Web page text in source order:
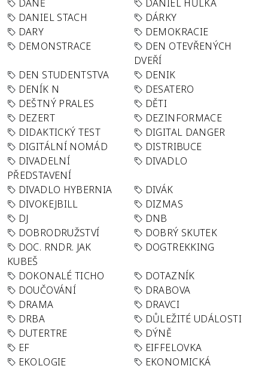
DANĚ
DANIEL HŮLKA
DANIEL STACH
DÁRKY
DARY
DEMOKRACIE
DEMONSTRACE
DEN OTEVŘENÝCH
DVEŘÍ
DEN STUDENTSTVA
DENIK
DENÍK N
DESATERO
DEŠTNÝ PRALES
DĚTI
DEZERT
DEZINFORMACE
DIDAKTICKÝ TEST
DIGITAL DANGER
DIGITÁLNÍ NOMÁD
DISTRIBUCE
DIVADELNÍ
PŘEDSTAVENÍ
DIVADLO
DIVADLO HYBERNIA
DIVÁK
DIVOKEJBILL
DIZMAS
DJ
DNB
DOBRODRUŽSTVÍ
DOBRÝ SKUTEK
DOC. RNDR. JAK
KUBEŠ
DOGTREKKING
DOKONALÉ TICHO
DOTAZNÍK
DOUČOVÁNÍ
DRABOVA
DRAMA
DRAVCI
DRBA
DŮLEŽITÉ UDÁLOSTI
DUTERTRE
DÝNĚ
EF
EIFFELOVKA
EKOLOGIE
EKONOMICKÁ